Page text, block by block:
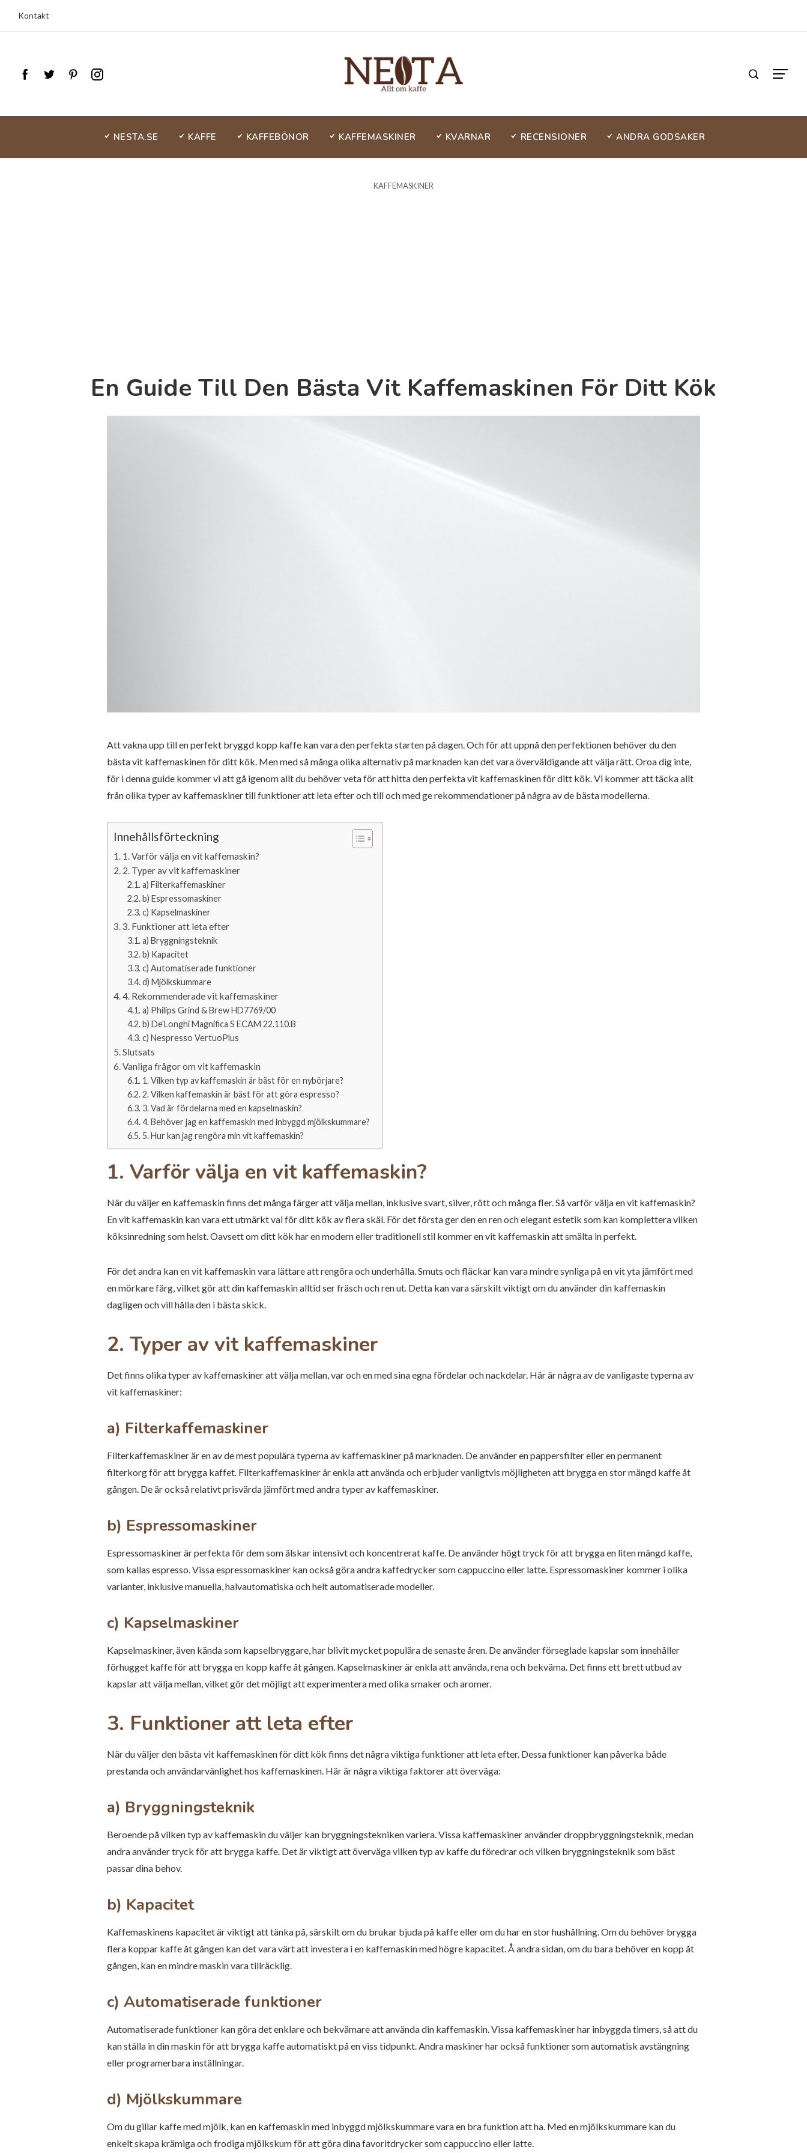
Kontakt
NESTA.SE KAFFE KAFFEBÖNOR KAFFEMASKINER KVARNAR RECENSIONER ANDRA GODSAKER
KAFFEMASKINER
En Guide Till Den Bästa Vit Kaffemaskinen För Ditt Kök
Att vakna upp till en perfekt bryggd kopp kaffe kan vara den perfekta starten på dagen. Och för att uppnå den perfektionen behöver du den
bästa vit kaffemaskinen för ditt kök. Men med så många olika alternativ på marknaden kan det vara överväldigande att välja rätt. Oroa dig inte,
för i denna guide kommer vi att gå igenom allt du behöver veta för att hitta den perfekta vit kaffemaskinen för ditt kök. Vi kommer att täcka allt
från olika typer av kaffemaskiner till funktioner att leta efter och till och med ge rekommendationer på några av de bästa modellerna.
Innehållsförteckning
1. Varför välja en vit kaffemaskin?
2. Typer av vit kaffemaskiner
a) Filterkaffemaskiner
b) Espressomaskiner
c) Kapselmaskiner
3. Funktioner att leta efter
a) Bryggningsteknik
b) Kapacitet
c) Automatiserade funktioner
d) Mjölkskummare
4. Rekommenderade vit kaffemaskiner
a) Philips Grind & Brew HD7769/00
b) De’Longhi Magnifica S ECAM 22.110.B
c) Nespresso VertuoPlus
Slutsats
Vanliga frågor om vit kaffemaskin
1. Vilken typ av kaffemaskin är bäst för en nybörjare?
2. Vilken kaffemaskin är bäst för att göra espresso?
3. Vad är fördelarna med en kapselmaskin?
4. Behöver jag en kaffemaskin med inbyggd mjölkskummare?
5. Hur kan jag rengöra min vit kaffemaskin?
1. Varför välja en vit kaffemaskin?
När du väljer en kaffemaskin finns det många färger att välja mellan, inklusive svart, silver, rött och många fler. Så varför välja en vit kaffemaskin?
En vit kaffemaskin kan vara ett utmärkt val för ditt kök av flera skäl. För det första ger den en ren och elegant estetik som kan komplettera vilken
köksinredning som helst. Oavsett om ditt kök har en modern eller traditionell stil kommer en vit kaffemaskin att smälta in perfekt.
För det andra kan en vit kaffemaskin vara lättare att rengöra och underhålla. Smuts och fläckar kan vara mindre synliga på en vit yta jämfört med
en mörkare färg, vilket gör att din kaffemaskin alltid ser fräsch och ren ut. Detta kan vara särskilt viktigt om du använder din kaffemaskin
dagligen och vill hålla den i bästa skick.
2. Typer av vit kaffemaskiner
Det finns olika typer av kaffemaskiner att välja mellan, var och en med sina egna fördelar och nackdelar. Här är några av de vanligaste typerna av
vit kaffemaskiner:
a) Filterkaffemaskiner
Filterkaffemaskiner är en av de mest populära typerna av kaffemaskiner på marknaden. De använder en pappersfilter eller en permanent
filterkorg för att brygga kaffet. Filterkaffemaskiner är enkla att använda och erbjuder vanligtvis möjligheten att brygga en stor mängd kaffe åt
gången. De är också relativt prisvärda jämfört med andra typer av kaffemaskiner.
b) Espressomaskiner
Espressomaskiner är perfekta för dem som älskar intensivt och koncentrerat kaffe. De använder högt tryck för att brygga en liten mängd kaffe,
som kallas espresso. Vissa espressomaskiner kan också göra andra kaffedrycker som cappuccino eller latte. Espressomaskiner kommer i olika
varianter, inklusive manuella, halvautomatiska och helt automatiserade modeller.
c) Kapselmaskiner
Kapselmaskiner, även kända som kapselbryggare, har blivit mycket populära de senaste åren. De använder förseglade kapslar som innehåller
förhugget kaffe för att brygga en kopp kaffe åt gången. Kapselmaskiner är enkla att använda, rena och bekväma. Det finns ett brett utbud av
kapslar att välja mellan, vilket gör det möjligt att experimentera med olika smaker och aromer.
3. Funktioner att leta efter
När du väljer den bästa vit kaffemaskinen för ditt kök finns det några viktiga funktioner att leta efter. Dessa funktioner kan påverka både
prestanda och användarvänlighet hos kaffemaskinen. Här är några viktiga faktorer att överväga:
a) Bryggningsteknik
Beroende på vilken typ av kaffemaskin du väljer kan bryggningstekniken variera. Vissa kaffemaskiner använder droppbryggningsteknik, medan
andra använder tryck för att brygga kaffe. Det är viktigt att överväga vilken typ av kaffe du föredrar och vilken bryggningsteknik som bäst
passar dina behov.
b) Kapacitet
Kaffemaskinens kapacitet är viktigt att tänka på, särskilt om du brukar bjuda på kaffe eller om du har en stor hushållning. Om du behöver brygga
flera koppar kaffe åt gången kan det vara värt att investera i en kaffemaskin med högre kapacitet. Å andra sidan, om du bara behöver en kopp åt
gången, kan en mindre maskin vara tillräcklig.
c) Automatiserade funktioner
Automatiserade funktioner kan göra det enklare och bekvämare att använda din kaffemaskin. Vissa kaffemaskiner har inbyggda timers, så att du
kan ställa in din maskin för att brygga kaffe automatiskt på en viss tidpunkt. Andra maskiner har också funktioner som automatisk avstängning
eller programerbara inställningar.
d) Mjölkskummare
Om du gillar kaffe med mjölk, kan en kaffemaskin med inbyggd mjölkskummare vara en bra funktion att ha. Med en mjölkskummare kan du
enkelt skapa krämiga och frodiga mjölkskum för att göra dina favoritdrycker som cappuccino eller latte.